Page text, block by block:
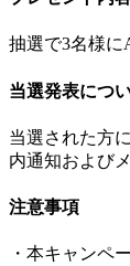
抽選で3名様に
当選発表につ
当選された方
内通知および
注意事項
・本キャンペ